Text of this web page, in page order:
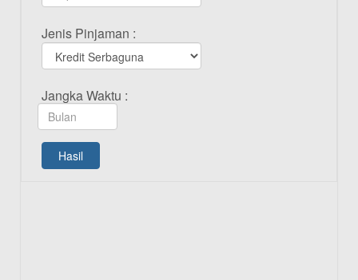
Bulan September 2025
20-09-2025
Daftar Pemenang Undian TAMASHA
Bulan Agustus 2025
Cabang Pati 13 Agustus 2025
Jenis Pinjaman :
Jangka Waktu :
Hasil